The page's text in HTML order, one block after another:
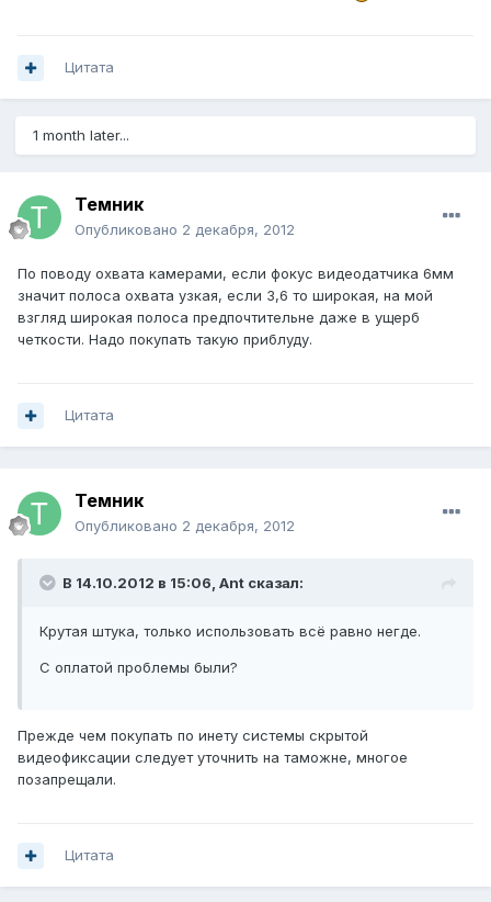
Цитата
1 month later...
Темник
Опубликовано 2 декабря, 2012
По поводу охвата камерами, если фокус видеодатчика 6мм
значит полоса охвата узкая, если 3,6 то широкая, на мой
взгляд широкая полоса предпочтительне даже в ущерб
четкости. Надо покупать такую приблуду.
Цитата
Темник
Опубликовано 2 декабря, 2012
В 14.10.2012 в 15:06, Ant сказал:
Крутая штука, только использовать всё равно негде.
С оплатой проблемы были?
Прежде чем покупать по инету системы скрытой
видеофиксации следует уточнить на таможне, многое
позапрещали.
Цитата